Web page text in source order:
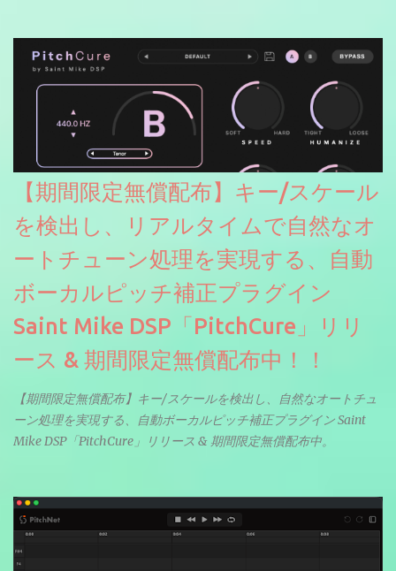
【期間限定無償配布】キー/スケール
を検出し、リアルタイムで自然なオ
ートチューン処理を実現する、自動
ボーカルピッチ補正プラグイン
Saint Mike DSP「PitchCure」リリ
ース & 期間限定無償配布中！！
【期間限定無償配布】キー/スケールを検出し、自然なオートチュ
ーン処理を実現する、自動ボーカルピッチ補正プラグイン Saint
Mike DSP「PitchCure」リリース & 期間限定無償配布中。